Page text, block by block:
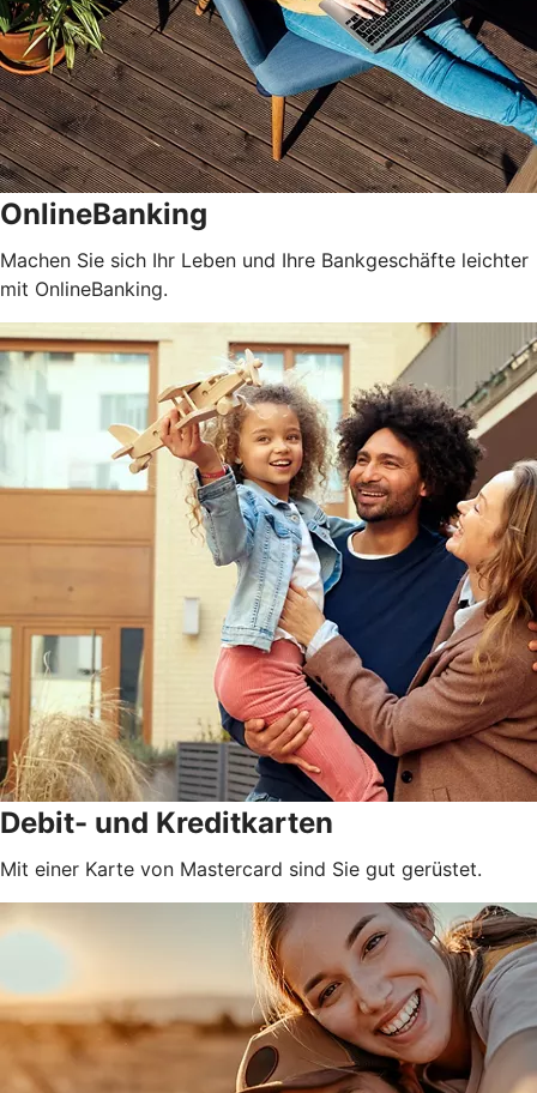
OnlineBanking
Machen Sie sich Ihr Leben und Ihre Bankgeschäfte leichter
mit OnlineBanking.
Debit- und Kreditkarten
Mit einer Karte von Mastercard sind Sie gut gerüstet.